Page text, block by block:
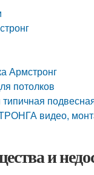
Армстронг
потолков
видео,
и